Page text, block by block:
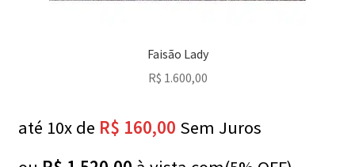
Faisão Lady
R$ 1.600,00
até 10x de R$ 160,00 Sem Juros